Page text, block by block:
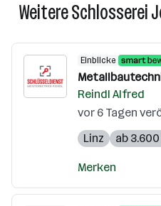
Weitere Schlosserei
Einblicke
Reindl Alfred
vor 6 Tagen
Linz
ab
Merken